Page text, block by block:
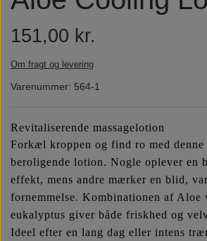
FAQ om emballage
FAQ om
151,00 kr.
Om fragt og levering
Varenummer: 564-1
Revitaliserende massagelotion
Forkæl kroppen og find ro med denne
beroligende lotion. Nogle oplever en
effekt, mens andre mærker en blid,
fornemmelse. Kombinationen af Aloe
eukalyptus giver både friskhed og
Ideel efter en lang dag eller intens